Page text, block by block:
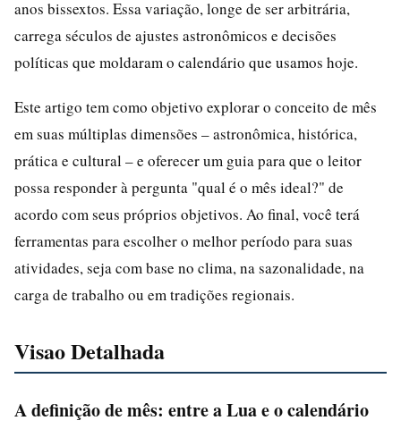
anos bissextos. Essa variação, longe de ser arbitrária,
carrega séculos de ajustes astronômicos e decisões
políticas que moldaram o calendário que usamos hoje.
Este artigo tem como objetivo explorar o conceito de mês
em suas múltiplas dimensões – astronômica, histórica,
prática e cultural – e oferecer um guia para que o leitor
possa responder à pergunta "qual é o mês ideal?" de
acordo com seus próprios objetivos. Ao final, você terá
ferramentas para escolher o melhor período para suas
atividades, seja com base no clima, na sazonalidade, na
carga de trabalho ou em tradições regionais.
Visao Detalhada
A definição de mês: entre a Lua e o calendário